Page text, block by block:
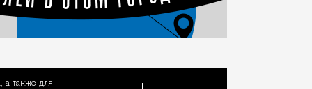
а также для